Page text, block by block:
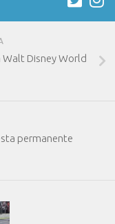
Walt Disney World
permanente